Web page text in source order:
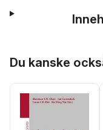
Du kanske